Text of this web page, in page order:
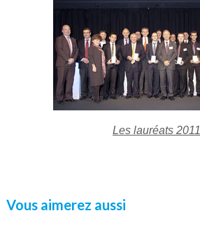
Les lauréats 2011
Vous aimerez aussi